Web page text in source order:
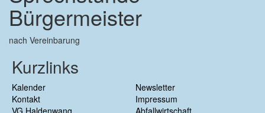
Bürgermeister
nach Vereinbarung
Kurzlinks
Kalender
Newsletter
Kontakt
Impressum
VG Haldenwang
Abfallwirtschaft